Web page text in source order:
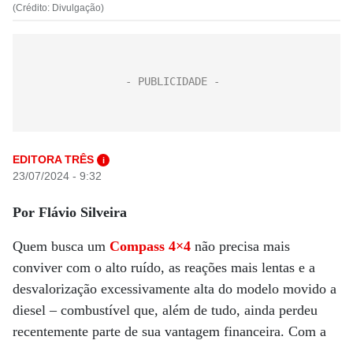
(Crédito: Divulgação)
EDITORA TRÊS i
23/07/2024 - 9:32
Por Flávio Silveira
Quem busca um Compass 4×4 não precisa mais
conviver com o alto ruído, as reações mais lentas e a
desvalorização excessivamente alta do modelo movido a
diesel – combustível que, além de tudo, ainda perdeu
recentemente parte de sua vantagem financeira. Com a